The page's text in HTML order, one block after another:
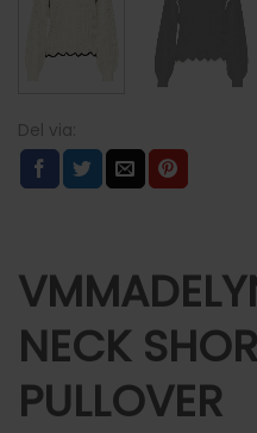
NECK
PULLOVER